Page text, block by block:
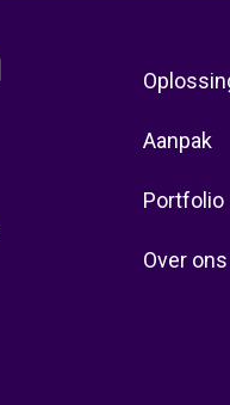
Aanpak
Portfolio
Over ons